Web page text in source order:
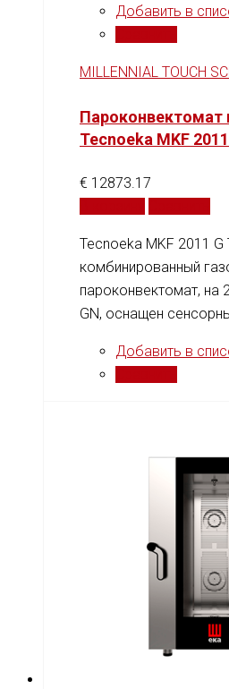
Добавить в
MILLENNIAL TOUCH
Пароконвектомат
Tecnoeka MKF
€ 12873.17
Tecnoeka MKF 2011 G
комбинированный
пароконвектомат, на
GN, оснащен
Добавить в